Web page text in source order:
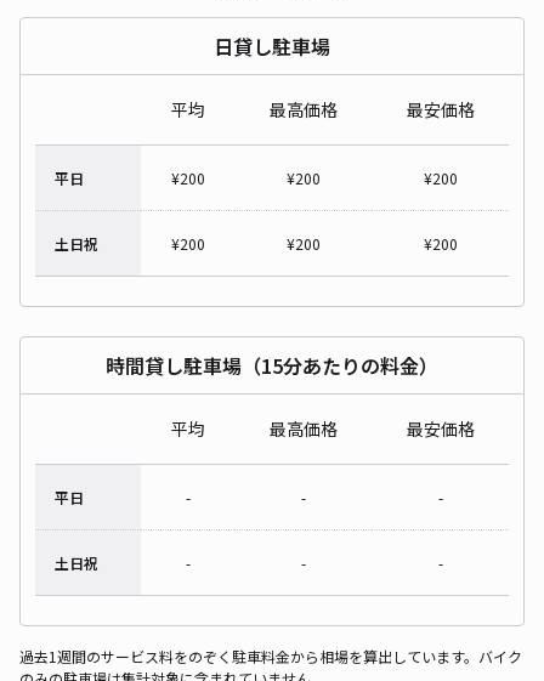
日貸し駐車場
平均 最高価格 最安価格
平日 ¥200 ¥200 ¥200
土日祝 ¥200 ¥200 ¥200
時間貸し駐車場（15分あたりの料金）
平均 最高価格 最安価格
平日 - - -
土日祝 - - -
過去1週間のサービス料をのぞく駐車料金から相場を算出しています。バイク